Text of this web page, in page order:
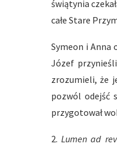
świątynia
całe Stare
Symeon i Anna
Józef
zrozumieli, że
pozwól odejść
przygotował
2.Lumen ad